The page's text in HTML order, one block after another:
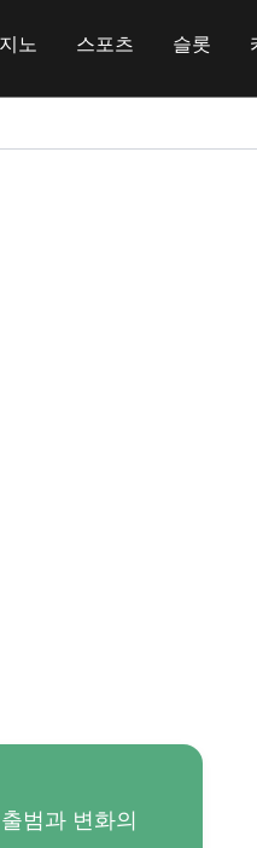
노 스포츠 슬롯
범과 변화의